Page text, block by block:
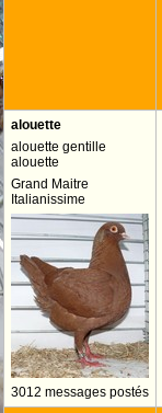
alouette
alouette gentille
alouette
Grand Maitre
Italianissime
3012 messages postés